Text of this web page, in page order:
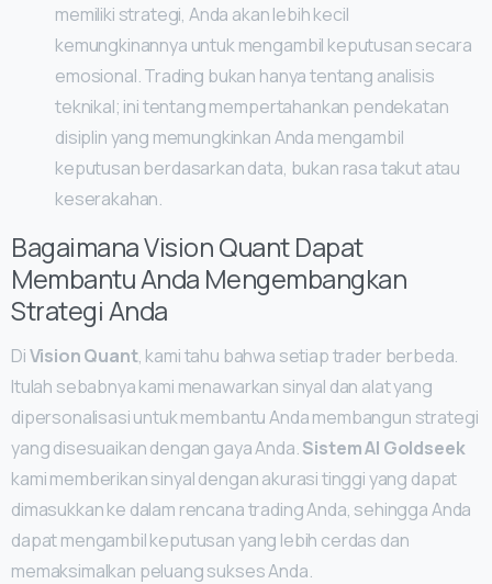
memiliki strategi, Anda akan lebih kecil
kemungkinannya untuk mengambil keputusan secara
emosional. Trading bukan hanya tentang analisis
teknikal; ini tentang mempertahankan pendekatan
disiplin yang memungkinkan Anda mengambil
keputusan berdasarkan data, bukan rasa takut atau
keserakahan.
Bagaimana Vision Quant Dapat
Membantu Anda Mengembangkan
Strategi Anda
DiVision Quant, kami tahu bahwa setiap trader berbeda.
Itulah sebabnya kami menawarkan sinyal dan alat yang
dipersonalisasi untuk membantu Anda membangun strategi
yang disesuaikan dengan gaya Anda.Sistem AI Goldseek
kami memberikan sinyal dengan akurasi tinggi yang dapat
dimasukkan ke dalam rencana trading Anda, sehingga Anda
dapat mengambil keputusan yang lebih cerdas dan
memaksimalkan peluang sukses Anda.